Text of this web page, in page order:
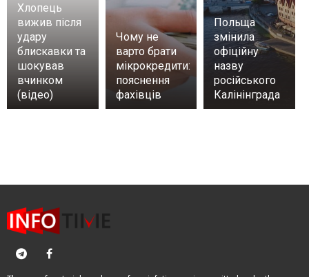
Хлопець
вижив після
удару
блискавки та
шокував
вчинком
(відео)
Чому не
варто брати
мікрокредити:
пояснення
фахівців
Польща
змінила
офіційну
назву
російського
Калінінграда